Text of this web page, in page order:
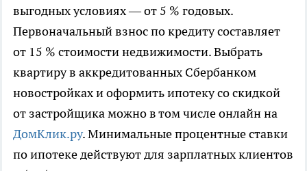
выгодных условиях — от 5 % годовых.
Первоначальный взнос по кредиту составляет
от 15 % стоимости недвижимости. Выбрать
квартиру в аккредитованных Сбербанком
новостройках и оформить ипотеку со скидкой
от застройщика можно в том числе онлайн на
ДомКлик.ру. Минимальные процентные ставки
по ипотеке действуют для зарплатных клиентов